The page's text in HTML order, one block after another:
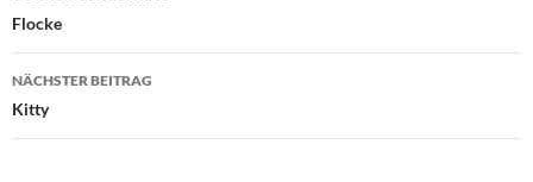
Flocke
NÄCHSTER BEITRAG
Kitty